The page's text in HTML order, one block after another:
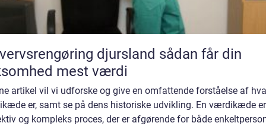
djursland sådan får din
mest værdi
artikel vil vi udforske og give en omfattende forståelse af
er, samt se på dens historiske udvikling. En værdikæde
og kompleks proces, der er afgørende for både